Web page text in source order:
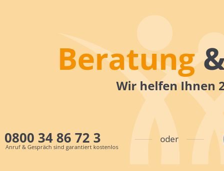
Beratung
Wir helfen Ihnen
0800 34 86 72 3
Anruf & Gespräch sind garantiert kostenlos
oder